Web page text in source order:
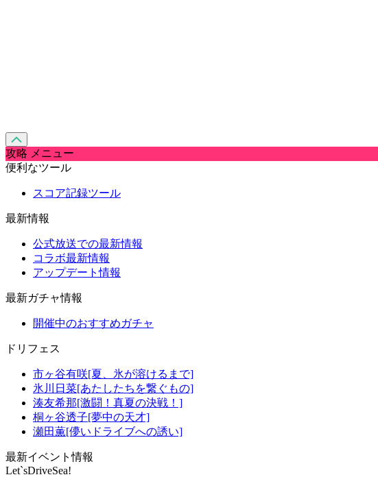
攻略 メニュー
便利なツール
スコア記録ツール
最新情報
公式放送での最新情報
コラボ最新情報
アップデート情報
最新ガチャ情報
開催中のおすすめガチャ
ドリフェス
市ヶ谷有咲[夏、氷が溶けるまで]
氷川日菜[あたしたちを繋ぐもの]
湊友希那[激闘！真夏の決戦！]
桐ヶ谷透子[夢中の天才]
瀬田薫[儚いドライブへの誘い]
最新イベント情報
Let`sDriveSea!